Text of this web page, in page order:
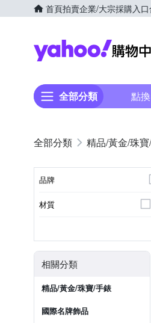
首頁拍賣企業/大宗採購入口
全部分類 點
精品/黃金/珠
品牌
材質
相關分類
精品/黃金/珠寶/手錶
國際名牌飾品